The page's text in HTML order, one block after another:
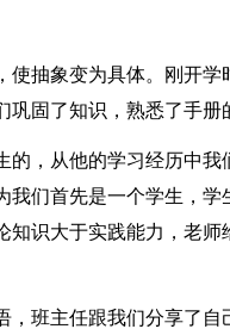
使抽象变为具体。刚开
固了知识，熟悉了手册
的，从他的学习经历中
我们首先是一个学生，
知识大于实践能力，老
，班主任跟我们分享了